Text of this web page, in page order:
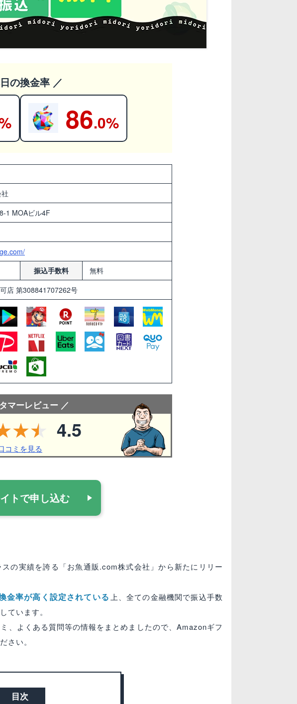
の換金率 ／
86.0%
1 MOAビル4F
振込手数料
無料
店 第308841707262号
マーレビュー ／
4.5
コミを見る
トで申し込む
の実績を誇る「お魚通販.com株式会社」から新たにリリー
金率が高く設定されている 上、全ての金融機関で振込手数
ています。
、よくある質問等の情報をまとめましたので、Amazonギフ
さい。
目次